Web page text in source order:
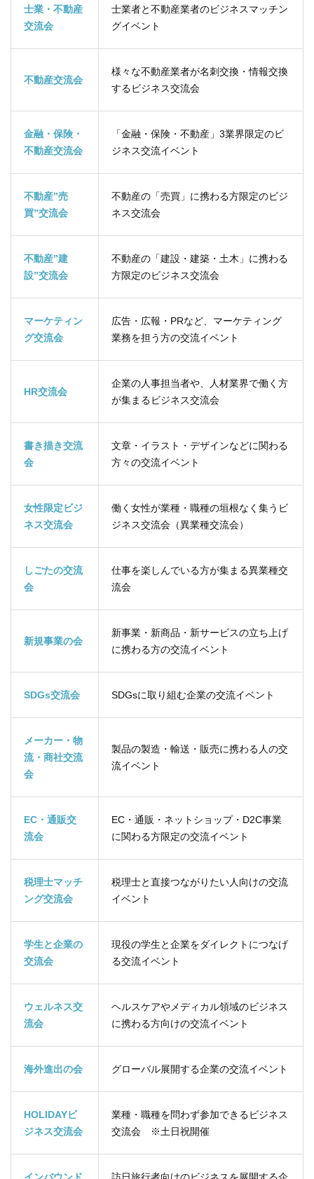
士業・不動産
交流会
士業者と不動産業者のビジネスマッチン
グイベント
不動産交流会
様々な不動産業者が名刺交換・情報交換
するビジネス交流会
金融・保険・
不動産交流会
「金融・保険・不動産」3業界限定のビ
ジネス交流イベント
不動産”売
買”交流会
不動産の「売買」に携わる方限定のビジ
ネス交流会
不動産”建
設”交流会
不動産の「建設・建築・土木」に携わる
方限定のビジネス交流会
マーケティン
グ交流会
広告・広報・PRなど、マーケティング
業務を担う方の交流イベント
HR交流会
企業の人事担当者や、人材業界で働く方
が集まるビジネス交流会
書き描き交流
会
文章・イラスト・デザインなどに関わる
方々の交流イベント
女性限定ビジ
ネス交流会
働く女性が業種・職種の垣根なく集うビ
ジネス交流会（異業種交流会）
しごたの交流
会
仕事を楽しんでいる方が集まる異業種交
流会
新規事業の会
新事業・新商品・新サービスの立ち上げ
に携わる方の交流イベント
SDGs交流会 SDGsに取り組む企業の交流イベント
メーカー・物
流・商社交流
会
製品の製造・輸送・販売に携わる人の交
流イベント
EC・通販交
流会
EC・通販・ネットショップ・D2C事業
に関わる方限定の交流イベント
税理士マッチ
ング交流会
税理士と直接つながりたい人向けの交流
イベント
学生と企業の
交流会
現役の学生と企業をダイレクトにつなげ
る交流イベント
ウェルネス交
流会
ヘルスケアやメディカル領域のビジネス
に携わる方向けの交流イベント
海外進出の会 グローバル展開する企業の交流イベント
HOLIDAYビ
ジネス交流会
業種・職種を問わず参加できるビジネス
交流会 ※土日祝開催
インバウンド 訪日旅行者向けのビジネスを展開する企